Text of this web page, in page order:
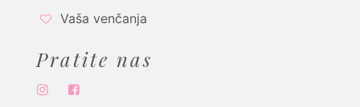
Vaša venčanja
Pratite nas